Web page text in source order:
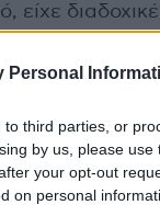
Personal
third parties, or
by us, please
your opt-out
on personal
είχε
Σύλλογο, τους
Εργατικό
άμεσα τα
2026.
ακόμη